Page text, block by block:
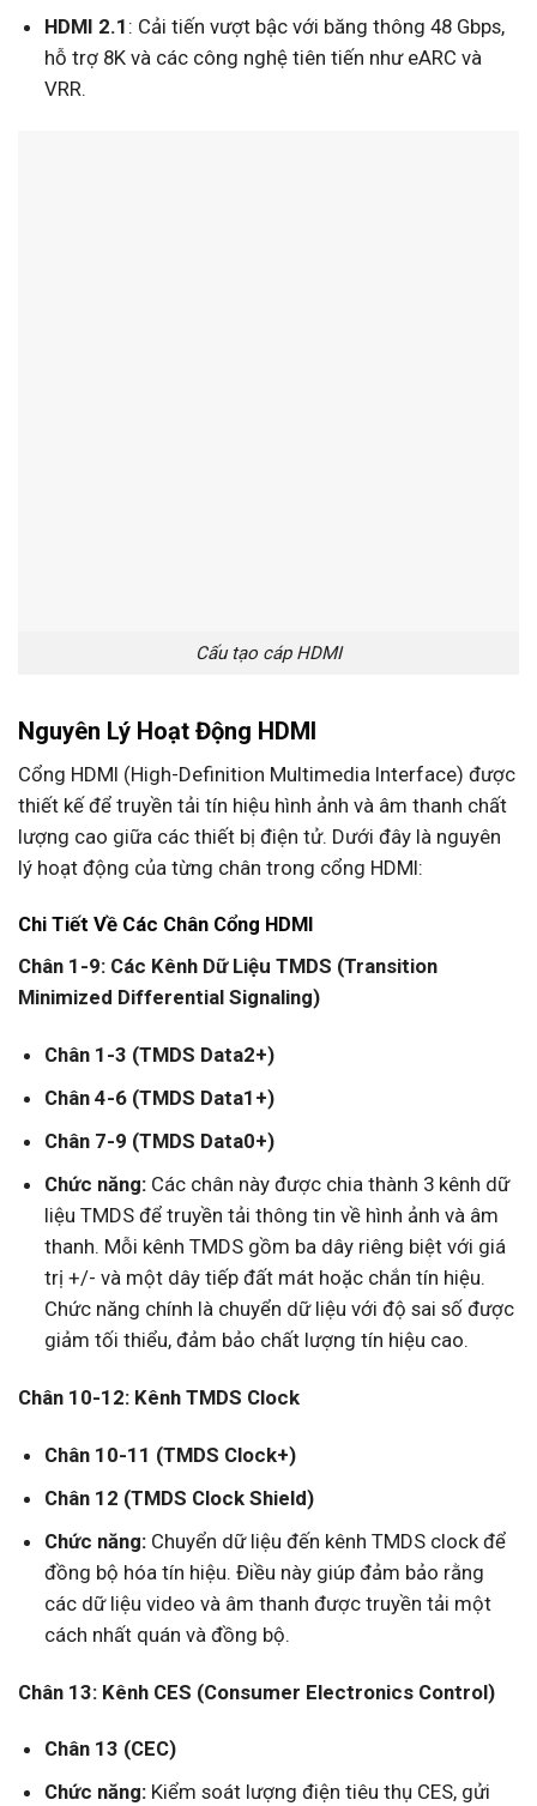
HDMI 2.1 : Cải tiến vượt bậc với băng thông 48 Gbps,
hỗ trợ 8K và các công nghệ tiên tiến như eARC và
VRR.
Cấu tạo cáp HDMI
Nguyên Lý Hoạt Động HDMI
Cổng HDMI (High-Definition Multimedia Interface) được
thiết kế để truyền tải tín hiệu hình ảnh và âm thanh chất
lượng cao giữa các thiết bị điện tử. Dưới đây là nguyên
lý hoạt động của từng chân trong cổng HDMI:
Chi Tiết Về Các Chân Cổng HDMI
Chân 1-9: Các Kênh Dữ Liệu TMDS (Transition
Minimized Differential Signaling)
Chân 1-3 (TMDS Data2+)
Chân 4-6 (TMDS Data1+)
Chân 7-9 (TMDS Data0+)
Chức năng:Các chân này được chia thành 3 kênh dữ
liệu TMDS để truyền tải thông tin về hình ảnh và âm
thanh. Mỗi kênh TMDS gồm ba dây riêng biệt với giá
trị +/- và một dây tiếp đất mát hoặc chắn tín hiệu.
Chức năng chính là chuyển dữ liệu với độ sai số được
giảm tối thiểu, đảm bảo chất lượng tín hiệu cao.
Chân 10-12: Kênh TMDS Clock
Chân 10-11 (TMDS Clock+)
Chân 12 (TMDS Clock Shield)
Chức năng:Chuyển dữ liệu đến kênh TMDS clock để
đồng bộ hóa tín hiệu. Điều này giúp đảm bảo rằng
các dữ liệu video và âm thanh được truyền tải một
cách nhất quán và đồng bộ.
Chân 13: Kênh CES (Consumer Electronics Control)
Chân 13 (CEC)
Chức năng:Kiểm soát lượng điện tiêu thụ CES, gửi